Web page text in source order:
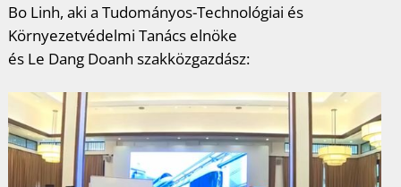
Bo Linh, aki a Tudományos-Technológiai és
Környezetvédelmi Tanács elnöke
és Le Dang Doanh szakközgazdász: